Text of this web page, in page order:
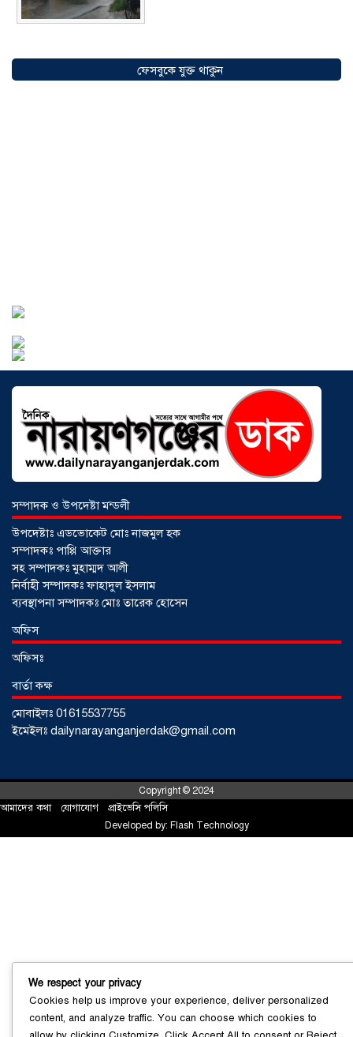
অগ্রযাত্রায় নতুন অধ্যায়, উদ্বোধন হলো ‘শিফা
মোহাম্মদিয়া ফিশারিজ’
০৫ আগস্ট ২০২৬
শর্টগান
০৩ আগস্ট ২০২৬
সোনারগাঁয়ে পরিত্যক্ত উন্নয়ন প্রকল্প:
ফেসবুকে যুক্ত থাকুন
সম্পাদক ও উপদেষ্টা মন্ডলী
উপদেষ্টাঃ এডভোকেট মোঃ নাজমুল হক
সম্পাদকঃ পাপ্পি আক্তার
সহ সম্পাদকঃ মুহাম্মদ আলী
নির্বাহী সম্পাদকঃ ফাহাদুল ইসলাম
ব্যবস্থাপনা সম্পাদকঃ মোঃ তারেক হোসেন
অফিস
অফিসঃ
বার্তা কক্ষ
মোবাইলঃ 01615537755
ইমেইলঃ dailynarayanganjerdak@gmail.com
Copyright © 2024
আমাদের কথা যোগাযোগ প্রাইভেসি পলিসি
Developed by: Flash Technology
We respect your privacy
Cookies help us improve your experience, deliver personalized
content, and analyze traffic. You can choose which cookies to